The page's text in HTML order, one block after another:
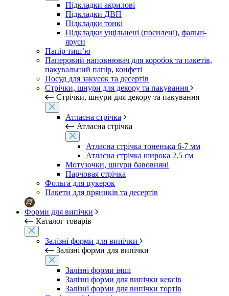
Підкладки акрилові
Підкладки ДВП
Підкладки тонкі
Підкладки ущільнені (посилені), фальш-
яруси
Папір тиш’ю
Паперовий наповнювач для коробок та пакетів,
пакувальний папір, конфеті
Посуд для закусок та десертів
Стрічки, шнури для декору та пакування
Стрічки, шнури для декору та пакування
Атласна стрічка
Атласна стрічка
Атласна стрічка тоненька 6-7 мм
Атласна стрічка широка 2.5 см
Мотузочки, шнури бавовняні
Парчовая стрічка
Фольга для цукерок
Пакети для пряників та десертів
Форми для випічки
Каталог товарів
Залізні форми для випічки
Залізні форми для випічки
Залізні форми інші
Залізні форми для випічки кексів
Залізні форми для випічки тортів